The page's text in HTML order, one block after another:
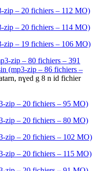
zip – 20 fichiers – 112 MO)
zip – 20 fichiers – 114 MO)
zip – 19 fichiers – 106 MO)
zip – 80 fichiers – 391
(mp3-zip – 86 fichiers –
nɣed g 8 n id fichier
zip – 20 fichiers – 95 MO)
zip – 20 fichiers – 80 MO)
zip – 20 fichiers – 102 MO)
zip – 20 fichiers – 115 MO)